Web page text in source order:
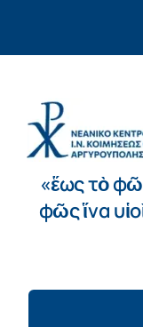
«ἕως τὸ
φῶς ἵνα